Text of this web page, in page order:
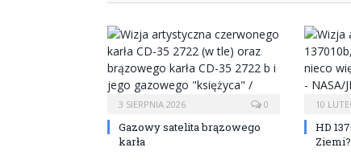
3 SIERPNIA 2026 0
Gazowy satelita brązowego
karła
10
HD
Ziemi?